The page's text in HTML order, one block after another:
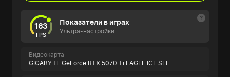
163
FPS
Показатели в играх
Ультра-настройки
Видеокарта
GIGABYTE GeForce RTX 5070 Ti EAGLE ICE SFF